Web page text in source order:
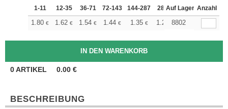
1-11 12-35 36-71 72-143 144-287 288 + Mehr
Auf Lager Anzahl
1.80 € 1.62 € 1.54 € 1.44 € 1.35 € 1.26 € +
8802
0ARTIKEL 0.00 €
BESCHREIBUNG